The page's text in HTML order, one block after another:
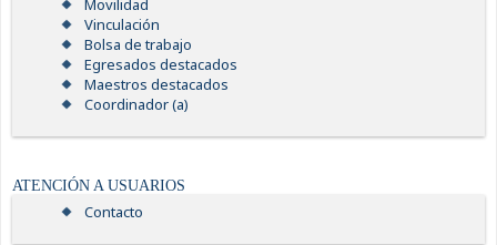
Movilidad
Vinculación
Bolsa de trabajo
Egresados destacados
Maestros destacados
Coordinador (a)
ATENCIÓN A USUARIOS
Contacto